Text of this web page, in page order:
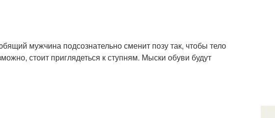
мужчина подсознательно сменит позу так, чтобы тело
стоит приглядеться к ступням. Мыски обуви будут